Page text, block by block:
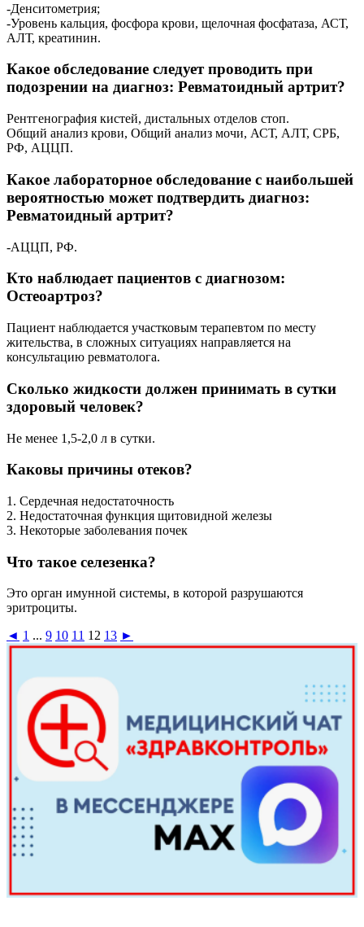
-Денситометрия;
-Уровень кальция, фосфора крови, щелочная фосфатаза, АСТ,
АЛТ, креатинин.
Какое обследование следует проводить при
подозрении на диагноз: Ревматоидный артрит?
Рентгенография кистей, дистальных отделов стоп.
Общий анализ крови, Общий анализ мочи, АСТ, АЛТ, СРБ,
РФ, АЦЦП.
Какое лабораторное обследование с наибольшей
вероятностью может подтвердить диагноз:
Ревматоидный артрит?
-АЦЦП, РФ.
Кто наблюдает пациентов с диагнозом:
Остеоартроз?
Пациент наблюдается участковым терапевтом по месту
жительства, в сложных ситуациях направляется на
консультацию ревматолога.
Сколько жидкости должен принимать в сутки
здоровый человек?
Не менее 1,5-2,0 л в сутки.
Каковы причины отеков?
1. Сердечная недостаточность
2. Недостаточная функция щитовидной железы
3. Некоторые заболевания почек
Что такое селезенка?
Это орган имунной системы, в которой разрушаются
эритроциты.
◄ 1 ... 9 10 11 12 13 ►